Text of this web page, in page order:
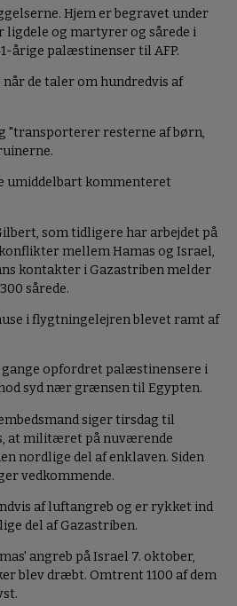
Hjem er begravet under
ligdele og martyrer og sårede i
årige palæstinenser til AFP.
de taler om hundredvis af
"transporterer resterne af børn,
kommenteret
som tidligere har arbejdet på
mellem Hamas og Israel,
kontakter i Gazastriben melder
sårede.
i flygtningelejren blevet ramt af
opfordret palæstinensere i
syd nær grænsen til Egypten.
siger tirsdag til
at militæret på nuværende
nordlige del af enklaven. Siden
vedkommende.
af luftangreb og er rykket ind
del af Gazastriben.
angreb på Israel 7. oktober,
blev dræbt. Omtrent 1100 af dem